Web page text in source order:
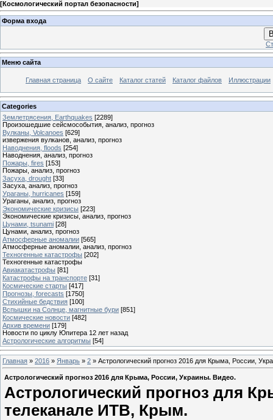
[Космологический портал безопасности]
Форма входа
Меню сайта
Главная страница О сайте Каталог статей Каталог файлов Иллюстрации
Categories
Землетрясения, Earthquakes [2289]
Произошедшие сейсмособытия, анализ, прогноз
Вулканы, Volcanoes [629]
извержения вулканов, анализ, прогноз
Наводнения, floods [254]
Наводнения, анализ, прогноз
Пожары, fires [153]
Пожары, анализ, прогноз
Засуха, drought [33]
Засуха, анализ, прогноз
Ураганы, hurricanes [159]
Ураганы, анализ, прогноз
Экономические кризисы [223]
Экономические кризисы, анализ, прогноз
Цунами, tsunami [28]
Цунами, анализ, прогноз
Атмосферные аномалии [565]
Атмосферные аномалии, анализ, прогноз
Техногенные катастрофы [202]
Техногенные катастрофы
Авиакатастрофы [81]
Катастрофы на транспорте [31]
Космические старты [417]
Прогнозы, forecasts [1750]
Стихийные бедствия [100]
Вспышки на Солнце, магнитные бури [851]
Космические новости [482]
Архив времени [179]
Новости по циклу Юпитера 12 лет назад
Астрологические алгоритмы [54]
Главная » 2016 » Январь » 2 » Астрологический прогноз 2016 для Крыма, России,
Астрологический прогноз 2016 для Крыма, России, Украины. Видео.
Астрологический прогноз для
телеканале ИТВ, Крым.